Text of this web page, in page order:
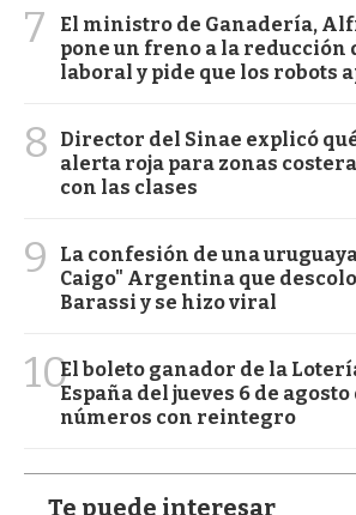
7
El ministro de Ganadería,
pone un freno a la reducción
laboral y pide que los robots
8
Director del Sinae explicó
alerta roja para zonas
con las clases
9
La confesión de una
Caigo" Argentina que
Barassi y se hizo viral
10El boleto ganador de la
España del jueves 6 de agosto
números con reintegro
Te puede interesar